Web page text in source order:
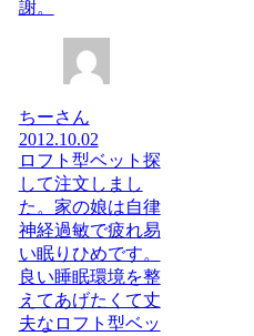
謝。
ちーさん
2012.10.02
ロフト型ベット探
して注文しまし
た。家の娘は自律
神経過敏で疲れ易
い眠りひめです。
良い睡眠環境を整
えてあげたくて丈
夫なロフト型ベッ